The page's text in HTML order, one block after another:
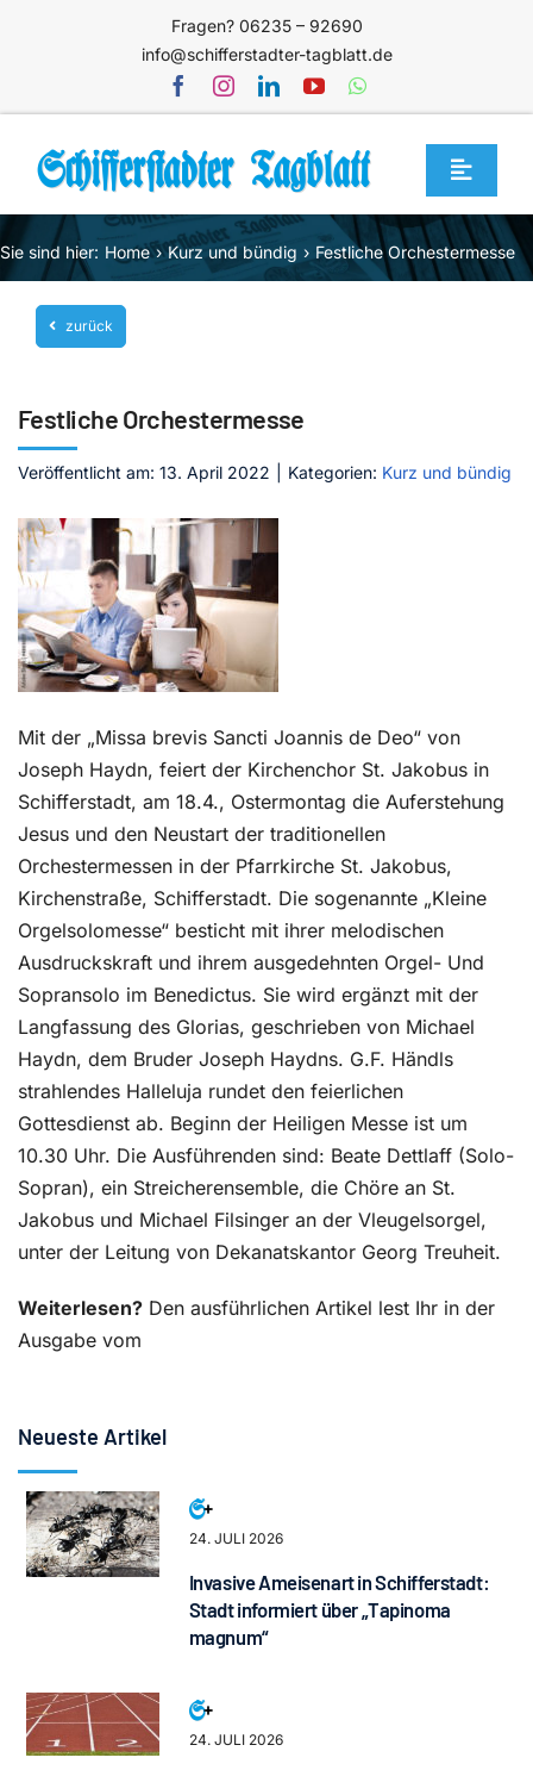
Fragen? 06235 – 92690
info@schifferstadter-tagblatt.de
Toggle
Home
Themen
Blog
Service
Mediathek
Jetzt abonnieren
Kontakt
Sie sind hier: Home Kurz und bündig Festliche Orchestermesse
zurück
Festliche Orchestermesse
Veröffentlicht am: 13. April 2022 Kategorien: Kurz und bündig
Mit der „Missa brevis Sancti Joannis de Deo“ von
Joseph Haydn, feiert der Kirchenchor St. Jakobus in
Schifferstadt, am 18.4., Ostermontag die Auferstehung
Jesus und den Neustart der traditionellen
Orchestermessen in der Pfarrkirche St. Jakobus,
Kirchenstraße, Schifferstadt. Die sogenannte „Kleine
Orgelsolomesse“ besticht mit ihrer melodischen
Ausdruckskraft und ihrem ausgedehnten Orgel- Und
Sopransolo im Benedictus. Sie wird ergänzt mit der
Langfassung des Glorias, geschrieben von Michael
Haydn, dem Bruder Joseph Haydns. G.F. Händls
strahlendes Halleluja rundet den feierlichen
Gottesdienst ab. Beginn der Heiligen Messe ist um
10.30 Uhr. Die Ausführenden sind: Beate Dettlaff (Solo-
Sopran), ein Streicherensemble, die Chöre an St.
Jakobus und Michael Filsinger an der Vleugelsorgel,
unter der Leitung von Dekanatskantor Georg Treuheit.
Weiterlesen? Den ausführlichen Artikel lest Ihr in der
Ausgabe vom
Neueste Artikel
24. JULI 2026
Invasive Ameisenart in Schifferstadt:
Stadt informiert über „Tapinoma
magnum“
24. JULI 2026